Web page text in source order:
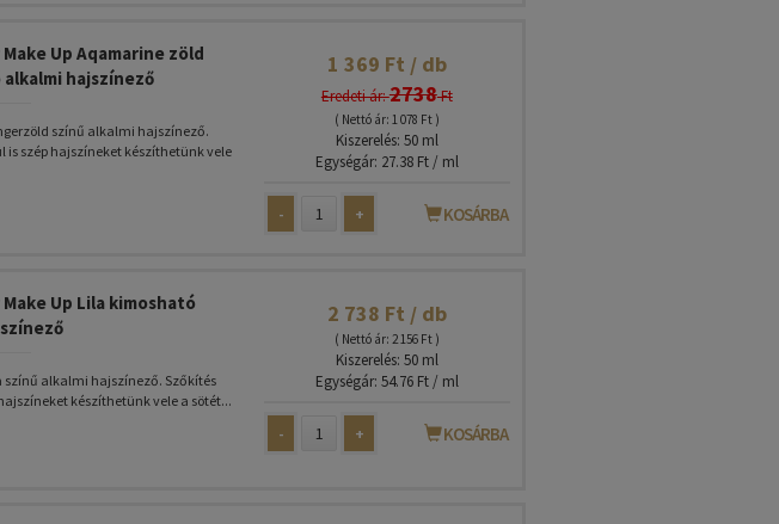
Up Aqamarine zöld
hajszínező
színű alkalmi hajszínező.
is szép hajszíneket készíthetünk vele
1 369 Ft / db
Eredeti ár:2738Ft
( Nettó ár: 1 078 Ft )
Kiszerelés: 50 ml
Egységár: 27.38 Ft / ml
- + KOSÁRBA
Up Lila kimosható
színű alkalmi hajszínező. Szőkítés
készíthetünk vele a sötét...
2 738 Ft / db
( Nettó ár: 2 156 Ft )
Kiszerelés: 50 ml
Egységár: 54.76 Ft / ml
- + KOSÁRBA